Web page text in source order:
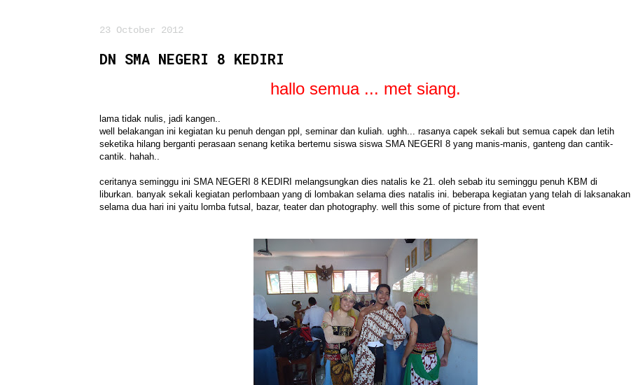
23 October 2012
DN SMA NEGERI 8 KEDIRI
hallo semua ... met siang.
lama tidak nulis, jadi kangen..
well belakangan ini kegiatan ku penuh dengan ppl, seminar dan kuliah. ughh... rasanya capek sekali but semua capek dan letih
seketika hilang berganti perasaan senang ketika bertemu siswa siswa SMA NEGERI 8 yang manis-manis, ganteng dan cantik-
cantik. hahah..
ceritanya seminggu ini SMA NEGERI 8 KEDIRI melangsungkan dies natalis ke 21. oleh sebab itu seminggu penuh KBM di
liburkan. banyak sekali kegiatan perlombaan yang di lombakan selama dies natalis ini. beberapa kegiatan yang telah di laksanakan
selama dua hari ini yaitu lomba futsal, bazar, teater dan photography. well this some of picture from that event